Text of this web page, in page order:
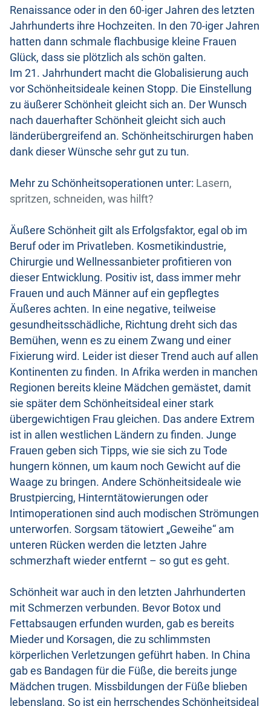
Renaissance oder in den 60-iger Jahren des letzten
Jahrhunderts ihre Hochzeiten. In den 70-iger Jahren
hatten dann schmale flachbusige kleine Frauen
Glück, dass sie plötzlich als schön galten.
Im 21. Jahrhundert macht die Globalisierung auch
vor Schönheitsideale keinen Stopp. Die Einstellung
zu äußerer Schönheit gleicht sich an. Der Wunsch
nach dauerhafter Schönheit gleicht sich auch
länderübergreifend an. Schönheitschirurgen haben
dank dieser Wünsche sehr gut zu tun.
Mehr zu Schönheitsoperationen unter: Lasern,
spritzen, schneiden, was hilft?
Äußere Schönheit gilt als Erfolgsfaktor, egal ob im
Beruf oder im Privatleben. Kosmetikindustrie,
Chirurgie und Wellnessanbieter profitieren von
dieser Entwicklung. Positiv ist, dass immer mehr
Frauen und auch Männer auf ein gepflegtes
Äußeres achten. In eine negative, teilweise
gesundheitsschädliche, Richtung dreht sich das
Bemühen, wenn es zu einem Zwang und einer
Fixierung wird. Leider ist dieser Trend auch auf allen
Kontinenten zu finden. In Afrika werden in manchen
Regionen bereits kleine Mädchen gemästet, damit
sie später dem Schönheitsideal einer stark
übergewichtigen Frau gleichen. Das andere Extrem
ist in allen westlichen Ländern zu finden. Junge
Frauen geben sich Tipps, wie sie sich zu Tode
hungern können, um kaum noch Gewicht auf die
Waage zu bringen. Andere Schönheitsideale wie
Brustpiercing, Hinterntätowierungen oder
Intimoperationen sind auch modischen Strömungen
unterworfen. Sorgsam tätowiert „Geweihe“ am
unteren Rücken werden die letzten Jahre
schmerzhaft wieder entfernt – so gut es geht.
Schönheit war auch in den letzten Jahrhunderten
mit Schmerzen verbunden. Bevor Botox und
Fettabsaugen erfunden wurden, gab es bereits
Mieder und Korsagen, die zu schlimmsten
körperlichen Verletzungen geführt haben. In China
gab es Bandagen für die Füße, die bereits junge
Mädchen trugen. Missbildungen der Füße blieben
lebenslang. So ist ein herrschendes Schönheitsideal